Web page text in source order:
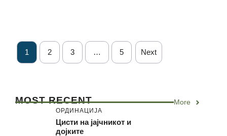
1 2 3 … 5 Next
MOST RECENT More
ОРДИНАЦИЈА
Цисти на јајчникот и
дојките